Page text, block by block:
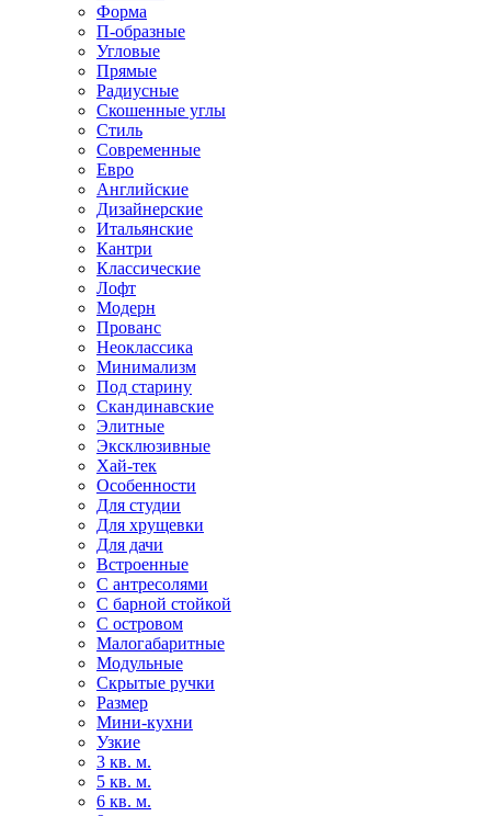
Форма
П-образные
Угловые
Прямые
Радиусные
Скошенные углы
Стиль
Современные
Евро
Английские
Дизайнерские
Итальянские
Кантри
Классические
Лофт
Модерн
Прованс
Неоклассика
Минимализм
Под старину
Скандинавские
Элитные
Эксклюзивные
Хай-тек
Особенности
Для студии
Для хрущевки
Для дачи
Встроенные
С антресолями
С барной стойкой
С островом
Малогабаритные
Модульные
Скрытые ручки
Размер
Мини-кухни
Узкие
3 кв. м.
5 кв. м.
6 кв. м.